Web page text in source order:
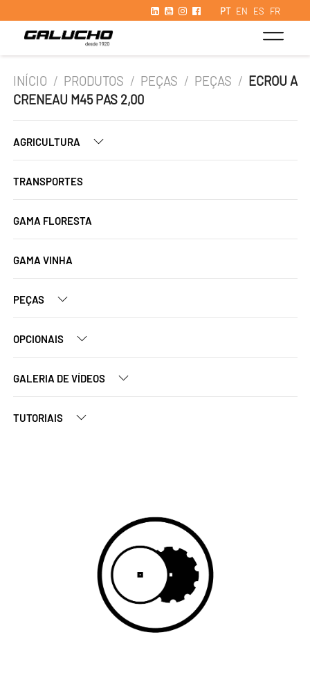
PT EN ES FR
INÍCIO / PRODUTOS / PEÇAS / PEÇAS / ECROU A
CRENEAU M45 PAS 2,00
AGRICULTURA
TRANSPORTES
GAMA FLORESTA
GAMA VINHA
PEÇAS
OPCIONAIS
GALERIA DE VÍDEOS
TUTORIAIS